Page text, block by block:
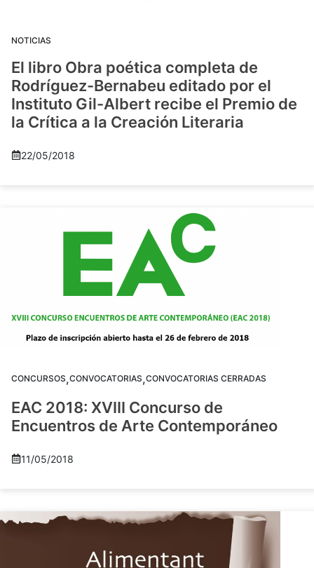
NOTICIAS
El libro Obra poética completa de
Rodríguez-Bernabeu editado por el
Instituto Gil-Albert recibe el Premio de
la Crítica a la Creación Literaria
22/05/2018
CONCURSOS,CONVOCATORIAS,CONVOCATORIAS CERRADAS
EAC 2018: XVIII Concurso de
Encuentros de Arte Contemporáneo
11/05/2018